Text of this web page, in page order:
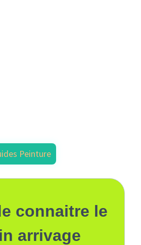
Peinture
connaitre le
arrivage